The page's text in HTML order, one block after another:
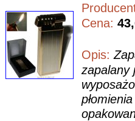
Cena:
Opis:
zapalany